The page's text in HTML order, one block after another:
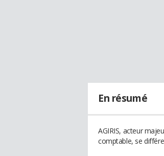
En résumé
AGIRIS, acteur
comptable, se